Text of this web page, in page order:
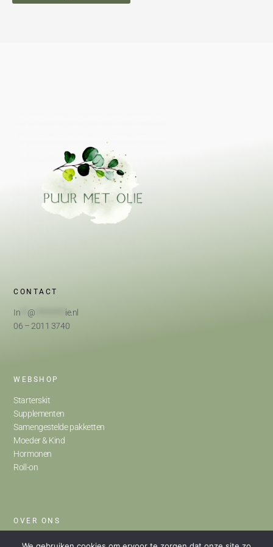
CONTACT
In @
ie.nl
06 – 2011 3740
WEBSHOP
Starterskit
Supplementen
Samengestelde pakketten
Moeder & Kind
Hormonen
Roll-on
OVER ONS
Home